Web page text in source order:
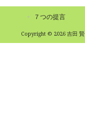
７つの提言
Copyright © 2026 吉田